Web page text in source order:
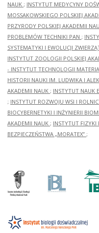
NAUK ; INSTYTUT MEDYCYNY
MOSSAKOWSKIEGO POLSKIEJ
PRZYRODY POLSKIEJ AKADEMII
PROBLEMÓW TECHNIKI PAN ;
SYSTEMATYKI I EWOLUCJI
INSTYTUT ZOOLOGII POLSKIEJ
- INSTYTUT TECHNOLOGII
HISTORII NAUKI IM. LUDWIKA I
AKADEMII NAUK ; INSTYTUT NAUK
; INSTYTUT ROZWOJU WSI I
BIOCYBERNETYKI I INŻYNIERII
AKADEMII NAUK ; INSTYTUT FIZYKI
BEZPIECZEŃSTWA „MORATEX” ;